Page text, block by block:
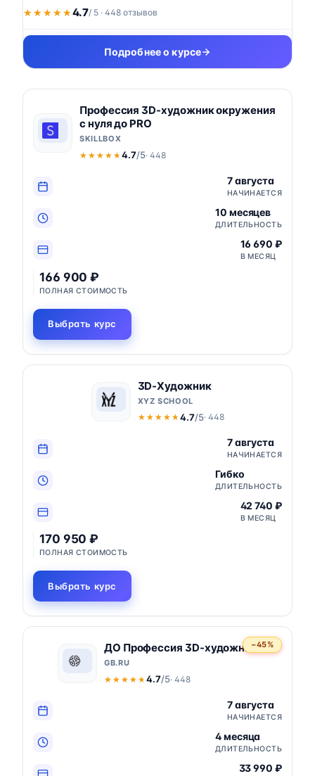
★★★★★
★★★★★ 4.7/ 5 · 448 отзывов
Подробнее о курсе
Профессия 3D-художник окружения
с нуля до PRO
SKILLBOX
★★★★★
★★★★★ 4.7/5· 448
7 августа
НАЧИНАЕТСЯ
10 месяцев
ДЛИТЕЛЬНОСТЬ
16 690 ₽
В МЕСЯЦ
166 900 ₽
ПОЛНАЯ СТОИМОСТЬ
Выбрать курс
3D-Художник
XYZ SCHOOL
★★★★★
★★★★★ 4.7/5· 448
7 августа
НАЧИНАЕТСЯ
Гибко
ДЛИТЕЛЬНОСТЬ
42 740 ₽
В МЕСЯЦ
170 950 ₽
ПОЛНАЯ СТОИМОСТЬ
Выбрать курс
−45%
ДО Профессия 3D-художник
GB.RU
★★★★★
★★★★★ 4.7/5· 448
7 августа
НАЧИНАЕТСЯ
4 месяца
ДЛИТЕЛЬНОСТЬ
33 990 ₽